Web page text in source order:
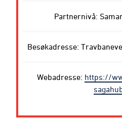
Partnernivå:
Besøkadresse:
Webadresse: https://